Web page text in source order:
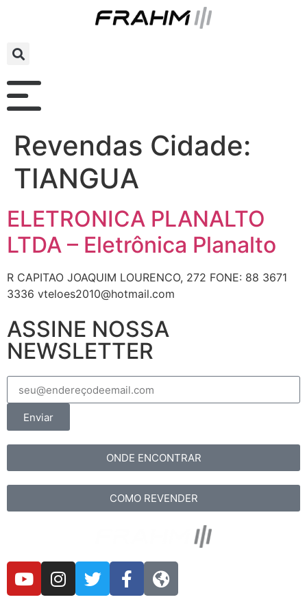
Revendas Cidade:
TIANGUA
ELETRONICA PLANALTO
LTDA – Eletrônica Planalto
R CAPITAO JOAQUIM LOURENCO, 272 FONE: 88 3671
3336 vteloes2010@hotmail.com
ASSINE NOSSA
NEWSLETTER
Enviar
ONDE ENCONTRAR
COMO REVENDER